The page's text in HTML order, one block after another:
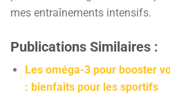
mes entraînements intensifs.
Publications Similaires :
Les oméga-3 pour booster
: bienfaits pour les sportifs